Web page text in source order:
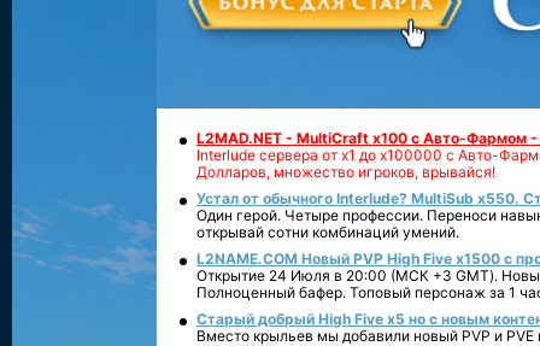
L2MAD.NET - MultiCraft x100 с Авто-Фармом
Interlude сервера от х1 до х100000 с Авто-
Долларов, множество игроков, врывайся!
Устал от обычного Interlude? MultiSub x550.
Один герой. Четыре профессии. Переноси
открывай сотни комбинаций умений.
L2NAME.COM Новый PVP High Five x1500 с
Открытие 24 Июля в 20:00 (МСК +3 GMT).
Полноценный бафер. Топовый персонаж за 1
Старый добрый High Five x5 но с новым
Вместо крыльев мы добавили новый PVP и PVE